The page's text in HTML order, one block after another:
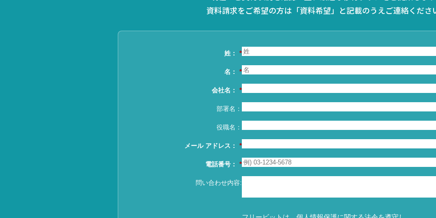
資料請求をご希望の方は「資料希望」と記載のうえご連絡くださ
*
姓：
*
名：
*
会社名：
部署名：
役職名：
*
メール アドレス：
*
電話番号：
問い合わせ内容: